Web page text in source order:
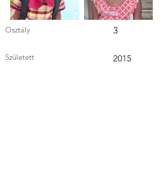
Osztály 3
Született 2015